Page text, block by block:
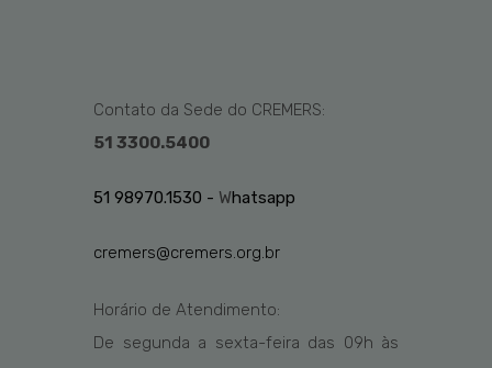
Contato da Sede do CREMERS:
51 3300.5400
51 98970.1530 - Whatsapp
cremers@cremers.org.br
Horário de Atendimento:
De segunda a sexta-feira das 09h às